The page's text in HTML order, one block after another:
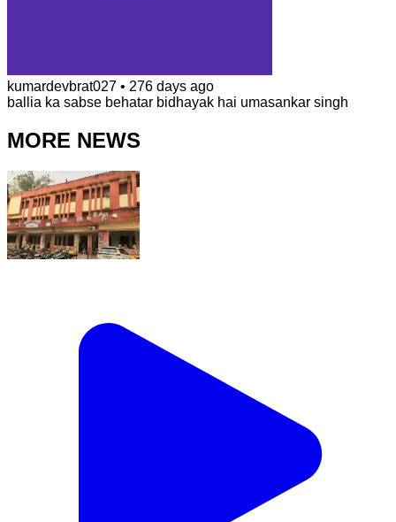
kumardevbrat027 • 276 days ago
ballia ka sabse behatar bidhayak hai umasankar singh
MORE NEWS